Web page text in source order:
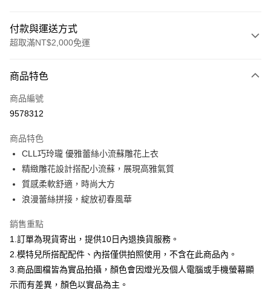
付款與運送方式
超取滿NT$2,000免運
信用卡一次付款
信用卡分期付款
合作金庫商業銀行
華南商業銀行
彰化商業銀行
上海商業儲蓄銀行
台北富邦商業銀行
國泰世華商業銀行
臺灣中小企業銀行
聯邦商業銀行
元大商業銀行
永豐商業銀行
台新國際商業銀行
中國信託商業銀行
台灣樂天信用卡公司
超商取貨付款
LINE Pay
Apple Pay
悠遊付
Google Pay
大哥付你分期
商品特色
商品編號
9578312
商品特色
CLL巧玲瓏 優雅蕾絲小流蘇雕花上衣
精緻雕花設計搭配小流蘇，展現高雅氣質
質感柔軟舒適，時尚大方
浪漫蕾絲拼接，綻放初春風華
銷售重點
1.訂單為現貨寄出，提供10日內退換貨服務。
2.模特兒所搭配配件、內搭僅供拍照使用，不含在此商品內。
3.商品圖檔皆為實品拍攝，顏色會因燈光及個人電腦或手機螢幕顯
示而有差異，顏色以實品為主。